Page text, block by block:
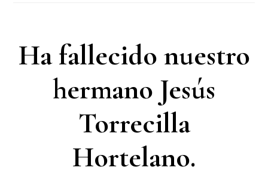
Ha fallecido nuestro
hermano Jesús
Torrecilla
Hortelano.